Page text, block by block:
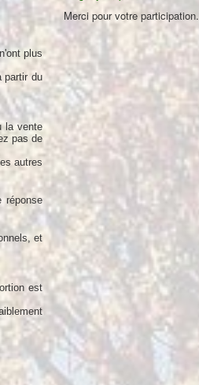
plus
partir du
la vente
pas de
autres
réponse
et
est
Merci pour votre participation.